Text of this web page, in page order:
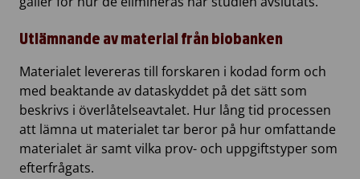
Utlämnande av material från biobanken
Materialet levereras till forskaren i kodad form och
med beaktande av dataskyddet på det sätt som
beskrivs i överlåtelseavtalet. Hur lång tid processen
att lämna ut materialet tar beror på hur omfattande
materialet är samt vilka prov- och uppgiftstyper som
efterfrågats.